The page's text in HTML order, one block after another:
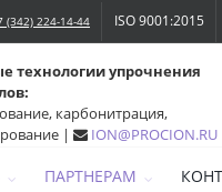
(342) 224-14-44 ISO 9001:2015
технологии упрочнения
карбонитрация,
|
ION@PROCION.RU
ПАРТНЕРАМ